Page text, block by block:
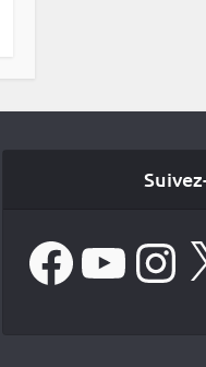
FacebookYouTube Instagram
X